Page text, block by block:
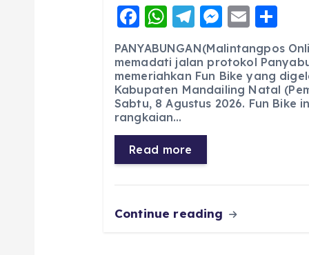
F
a
c
e
b
o
o
k
W
h
a
ts
A
p
p
T
el
e
g
r
M
e
ss
e
n
E
m
ai
l
h
a
re
PANYABUNGAN(Malintangpos
memadati jalan protokol
memeriahkan Fun Bike yang
Kabupaten Mandailing Natal
Sabtu, 8 Agustus 2026. Fun Bike
rangkaian…
Read more
Continue reading